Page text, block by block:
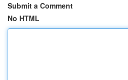
Submit a Comment
No HTML